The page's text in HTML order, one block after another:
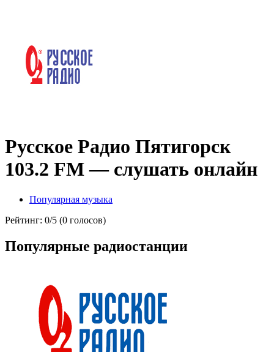
Русское Радио Пятигорск
103.2 FM — слушать онлайн
Популярная музыка
Рейтинг: 0/5 (0 голосов)
Популярные радиостанции